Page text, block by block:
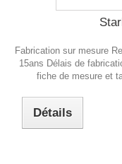
Fabrication sur mesure
15ans Délais de
fiche de mesure et
Détails